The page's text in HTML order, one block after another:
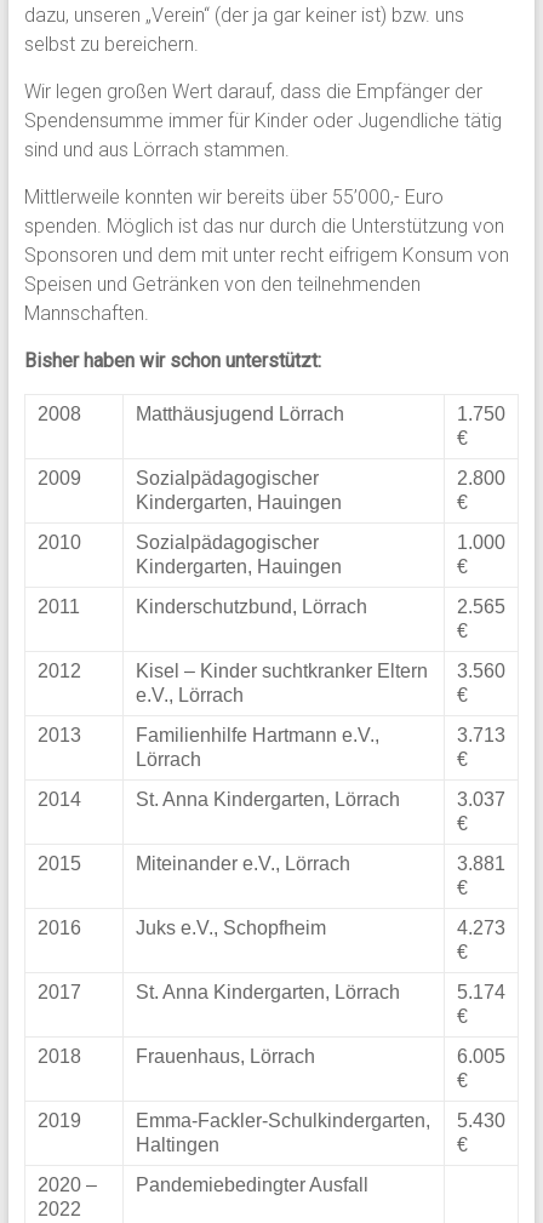
dazu, unseren „Verein“ (der ja gar keiner ist) bzw. uns
selbst zu bereichern.
Wir legen großen Wert darauf, dass die Empfänger der
Spendensumme immer für Kinder oder Jugendliche tätig
sind und aus Lörrach stammen.
Mittlerweile konnten wir bereits über 55’000,- Euro
spenden. Möglich ist das nur durch die Unterstützung von
Sponsoren und dem mit unter recht eifrigem Konsum von
Speisen und Getränken von den teilnehmenden
Mannschaften.
Bisher haben wir schon unterstützt:
2008 Matthäusjugend Lörrach
1.750
€
2009
Sozialpädagogischer
Kindergarten, Hauingen
2.800
€
2010
Sozialpädagogischer
Kindergarten, Hauingen
1.000
€
2011
Kinderschutzbund, Lörrach
2.565
€
2012
Kisel – Kinder suchtkranker Eltern
e.V., Lörrach
3.560
€
2013
Familienhilfe Hartmann e.V.,
Lörrach
3.713
€
2014
St. Anna Kindergarten, Lörrach
3.037
€
2015
Miteinander e.V., Lörrach
3.881
€
2016
Juks e.V., Schopfheim
4.273
€
2017
St. Anna Kindergarten, Lörrach
5.174
€
2018
Frauenhaus, Lörrach
6.005
€
2019
Emma-Fackler-Schulkindergarten,
Haltingen
5.430
€
2020 –
2022
Pandemiebedingter Ausfall